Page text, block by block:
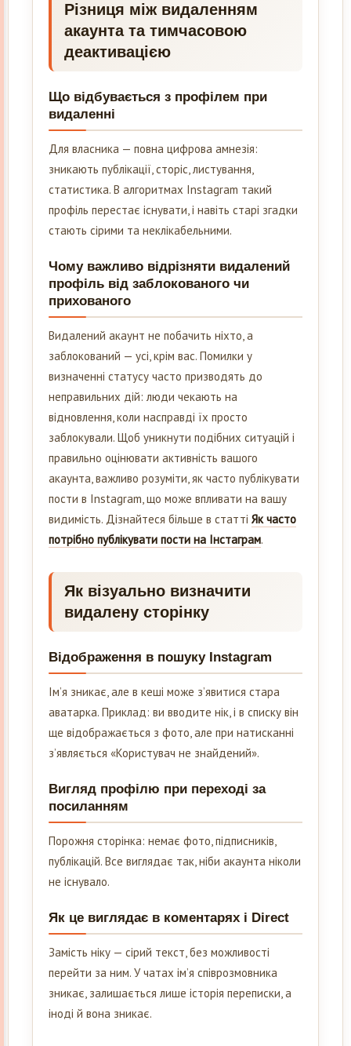
Різниця між видаленням
акаунта та тимчасовою
деактивацією
Що відбувається з профілем при
видаленні
Для власника — повна цифрова амнезія:
зникають публікації, сторіс, листування,
статистика. В алгоритмах Instagram такий
профіль перестає існувати, і навіть старі згадки
стають сірими та неклікабельними.
Чому важливо відрізняти видалений
профіль від заблокованого чи
прихованого
Видалений акаунт не побачить ніхто, а
заблокований — усі, крім вас. Помилки у
визначенні статусу часто призводять до
неправильних дій: люди чекають на
відновлення, коли насправді їх просто
заблокували. Щоб уникнути подібних ситуацій і
правильно оцінювати активність вашого
акаунта, важливо розуміти, як часто публікувати
пости в Instagram, що може впливати на вашу
видимість. Дізнайтеся більше в статті Як часто
потрібно публікувати пости на Інстаграм.
Як візуально визначити
видалену сторінку
Відображення в пошуку Instagram
Ім’я зникає, але в кеші може з’явитися стара
аватарка. Приклад: ви вводите нік, і в списку він
ще відображається з фото, але при натисканні
з’являється «Користувач не знайдений».
Вигляд профілю при переході за
посиланням
Порожня сторінка: немає фото, підписників,
публікацій. Все виглядає так, ніби акаунта ніколи
не існувало.
Як це виглядає в коментарях і Direct
Замість ніку — сірий текст, без можливості
перейти за ним. У чатах ім’я співрозмовника
зникає, залишається лише історія переписки, а
іноді й вона зникає.